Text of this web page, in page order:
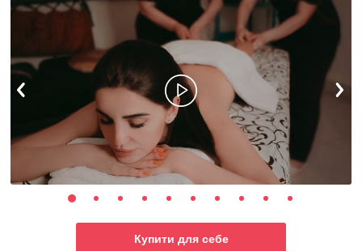
Купити для себе